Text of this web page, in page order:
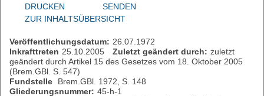
DRUCKEN
SENDEN
ZUR INHALTSÜBERSICHT
Veröffentlichungsdatum: 26.07.1972
Inkrafttreten 25.10.2005 Zuletzt geändert durch: zuletzt
geändert durch Artikel 15 des Gesetzes vom 18. Oktober 2005
(Brem.GBl. S. 547)
Fundstelle
Brem.GBl. 1972, S. 148
Gliederungsnummer: 45-h-1